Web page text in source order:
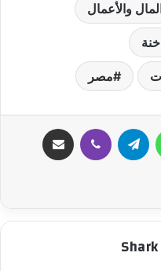
والأعمال
مصر
واتساب تيلقرام ڤايبر